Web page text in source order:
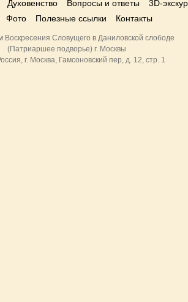
Духовенство Вопросы и ответы
3D-
Фото Полезные ссылки Контакты
Воскресения Словущего в Даниловской слободе
(Патриаршее подворье) г. Москвы
г. Москва, Гамсоновский пер, д. 12, стр. 1